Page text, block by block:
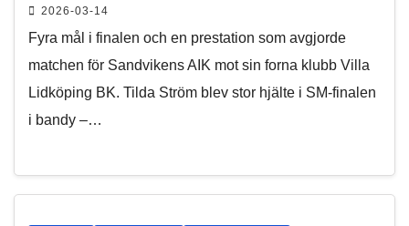
2026-03-14
Fyra mål i finalen och en prestation som avgjorde
matchen för Sandvikens AIK mot sin forna klubb Villa
Lidköping BK. Tilda Ström blev stor hjälte i SM-finalen
i bandy –…